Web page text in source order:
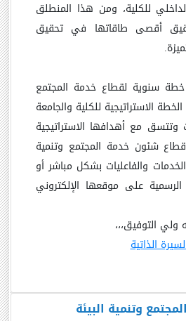
وتنمية البيئة
للكلية، ومن هذا المنطلق
أقصى طاقاتها في تحقيق
سنوية لقطاع خدمة المجتمع
الاستراتيجية للكلية والجامعة
وتتسق مع أهدافها الاستراتيجية
قطاع شئون خدمة المجتمع وتنمية
الخدمات والفاعليات بشكل مباشر أو
على موقعها الإلكتروني
ولي التوفيق،،،
الذاتية